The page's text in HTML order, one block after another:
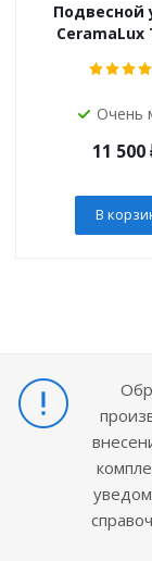
Подвесной
CeramaLux
Очень
11 500
В